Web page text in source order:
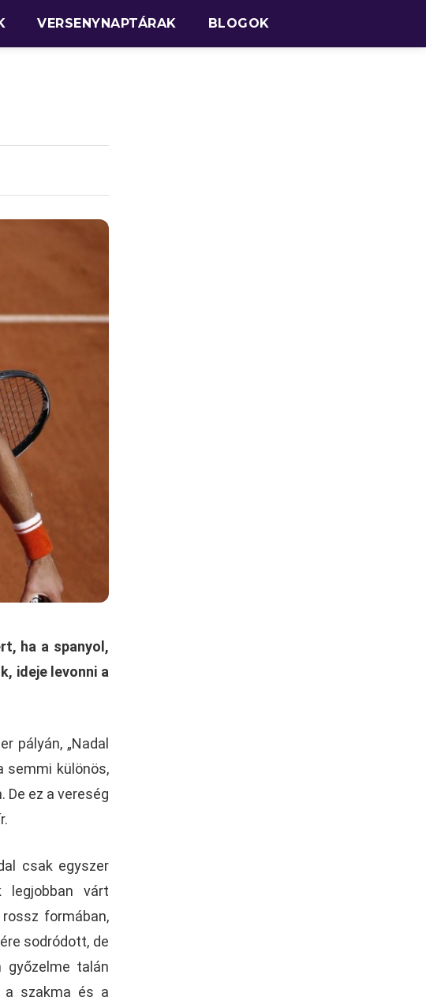
VERSENYNAPTÁRAK BLOGOK
ha a spanyol,
ideje levonni a
pályán, „Nadal
semmi különös,
De ez a vereség
csak egyszer
legjobban várt
formában,
sodródott, de
győzelme talán
a szakma és a